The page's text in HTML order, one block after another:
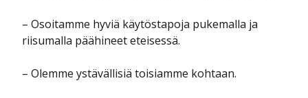
– Osoitamme hyviä käytöstapoja pukemalla ja
riisumalla päähineet eteisessä.
– Olemme ystävällisiä toisiamme kohtaan.